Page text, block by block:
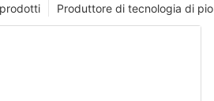
Produttore di tecnologia di